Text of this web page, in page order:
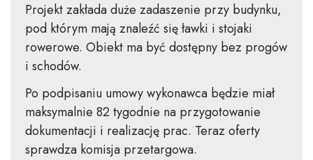
Projekt zakłada duże zadaszenie przy budynku,
pod którym mają znaleźć się ławki i stojaki
rowerowe. Obiekt ma być dostępny bez progów
i schodów.
Po podpisaniu umowy wykonawca będzie miał
maksymalnie 82 tygodnie na przygotowanie
dokumentacji i realizację prac. Teraz oferty
sprawdza komisja przetargowa.